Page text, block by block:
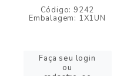
Código: 9242
Embalagem: 1X1UN
Faça seu login
ou